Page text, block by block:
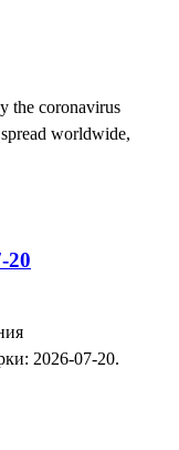
the coronavirus
worldwide,
20
2026-07-20.